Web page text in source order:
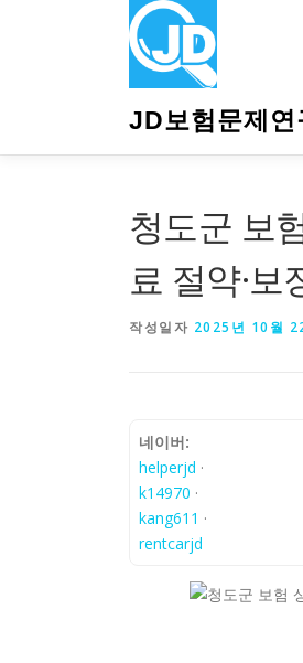
JD보험문제연
청도군 보
료 절약·
작성일자 2025년 10월
네이버:
helperjd ·
k14970 ·
kang611 ·
rentcarjd